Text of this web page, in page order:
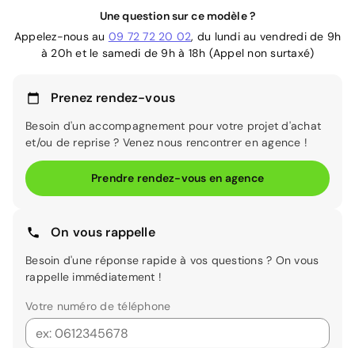
Une question sur ce modèle ?
Appelez-nous au 09 72 72 20 02, du lundi au vendredi de 9h
à 20h et le samedi de 9h à 18h (Appel non surtaxé)
Prenez rendez-vous
Besoin d'un accompagnement pour votre projet d'achat
et/ou de reprise ? Venez nous rencontrer en agence !
Prendre rendez-vous en agence
On vous rappelle
Besoin d'une réponse rapide à vos questions ? On vous
rappelle immédiatement !
Votre numéro de téléphone